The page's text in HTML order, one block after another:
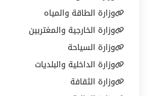
وزارة الطاقة والمياه
وزارة الخارجية والمغتربين
وزارة السياحة
وزارة الداخلية والبلديات
وزارة الثقافة